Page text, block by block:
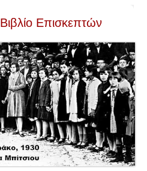
Βιβλίο Επισκεπτών